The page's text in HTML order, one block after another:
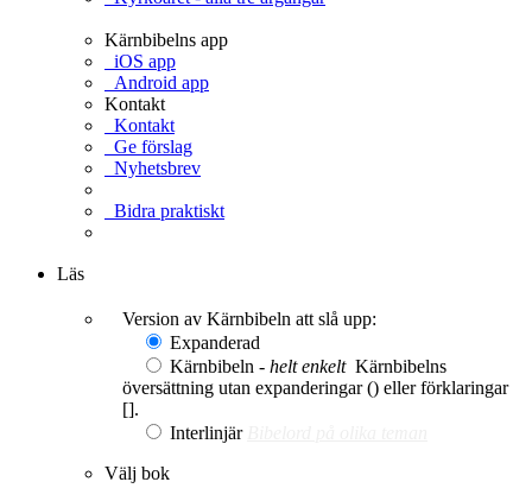
Kärnbibelns app
iOS app
Android app
Kontakt
Kontakt
Ge förslag
Nyhetsbrev
Bidra praktiskt
Läs
Version av Kärnbibeln att slå upp:
Expanderad
Kärnbibeln - helt enkelt Kärnbibelns
översättning utan expanderingar () eller förklaringar
[].
Interlinjär
Välj bok